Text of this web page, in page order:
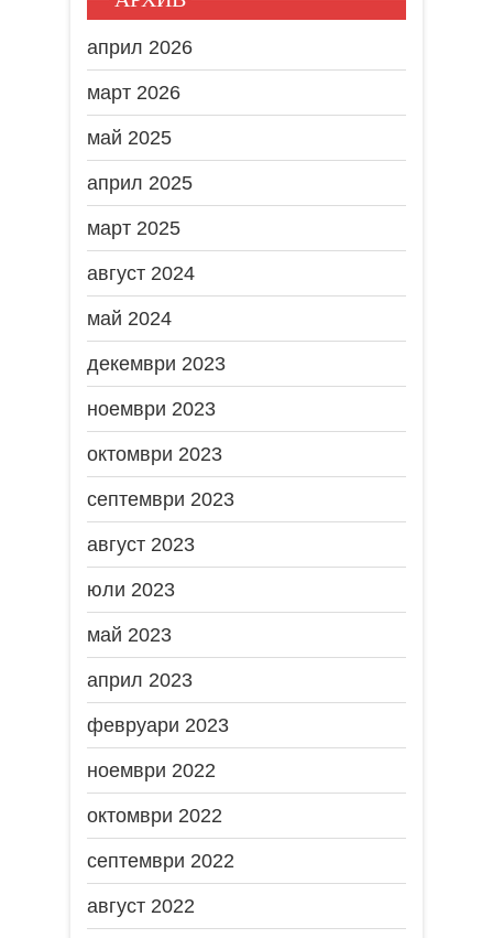
април 2026
март 2026
май 2025
април 2025
март 2025
август 2024
май 2024
декември 2023
ноември 2023
октомври 2023
септември 2023
август 2023
юли 2023
май 2023
април 2023
февруари 2023
ноември 2022
октомври 2022
септември 2022
август 2022